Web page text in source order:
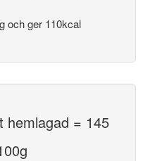
och ger 110kcal
hemlagad = 145